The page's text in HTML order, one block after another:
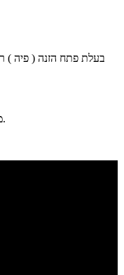
בעלת פתח הזנה ( פיה )
מתאימה לסחיטת ירקות ופירות רכים וקשים.